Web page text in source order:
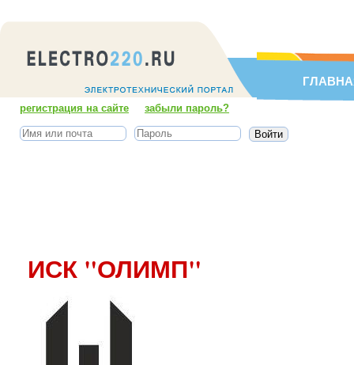
регистрация на сайте забыли пароль?
ИСК "ОЛИМП"